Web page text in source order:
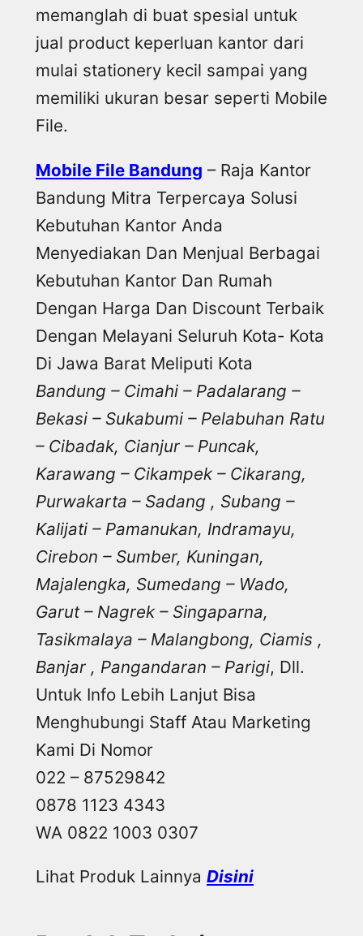
memanglah di buat spesial untuk
jual product keperluan kantor dari
mulai stationery kecil sampai yang
memiliki ukuran besar seperti Mobile
File.
Mobile File Bandung – Raja Kantor
Bandung Mitra Terpercaya Solusi
Kebutuhan Kantor Anda
Menyediakan Dan Menjual Berbagai
Kebutuhan Kantor Dan Rumah
Dengan Harga Dan Discount Terbaik
Dengan Melayani Seluruh Kota- Kota
Di Jawa Barat Meliputi Kota
Bandung – Cimahi – Padalarang –
Bekasi – Sukabumi – Pelabuhan Ratu
– Cibadak, Cianjur – Puncak,
Karawang – Cikampek – Cikarang,
Purwakarta – Sadang , Subang –
Kalijati – Pamanukan, Indramayu,
Cirebon – Sumber, Kuningan,
Majalengka, Sumedang – Wado,
Garut – Nagrek – Singaparna,
Tasikmalaya – Malangbong, Ciamis ,
Banjar , Pangandaran – Parigi, Dll.
Untuk Info Lebih Lanjut Bisa
Menghubungi Staff Atau Marketing
Kami Di Nomor
022 – 87529842
0878 1123 4343
WA 0822 1003 0307
Lihat Produk Lainnya Disini